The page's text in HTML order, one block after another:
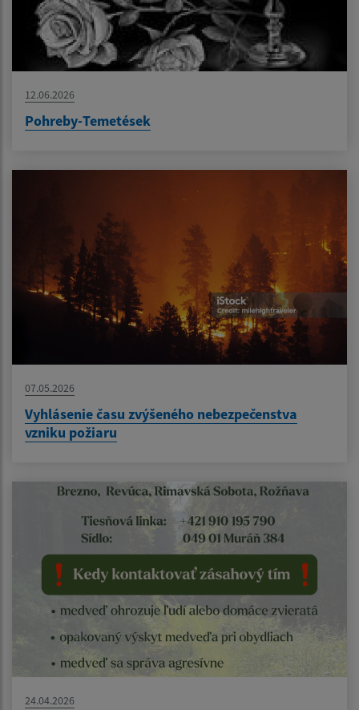
12.06.2026
Pohreby-Temetések
07.05.2026
Vyhlásenie času zvýšeného nebezpečenstva
vzniku požiaru
24.04.2026